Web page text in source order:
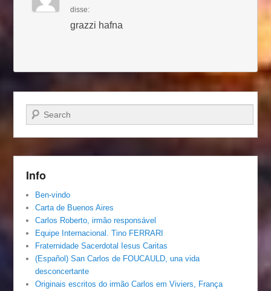
disse:
grazzi hafna
Pesquisar…
Info
Ben-vindo
Carta de Buenos Aires
Carlos Roberto, irmâo responsável
Equipe Internacional. Tino FERRARI
Fraternidade Sacerdotal Iesus Caritas
(Español) San Carlos de FOUCAULD, una vida
desconcertante
Originais escritos do irmão Carlos em Viviers, França